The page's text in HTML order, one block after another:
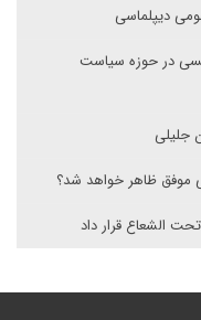
دیپلماسی
در حوزه سیاست
جلیلی
ظاهر خواهد شد؟